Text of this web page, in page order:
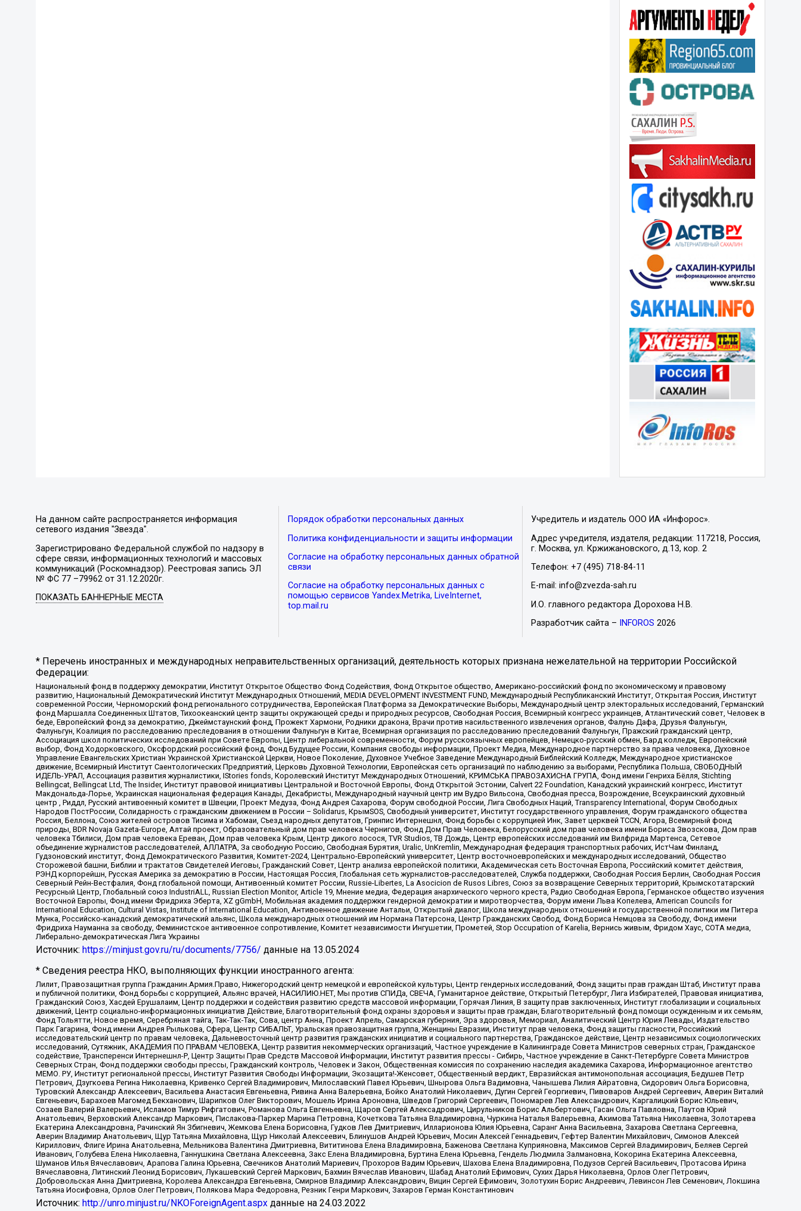
На данном сайте распространяется информация
сетевого издания "Звезда".
Зарегистрировано Федеральной службой по надзору в
сфере связи, информационных технологий и массовых
коммуникаций (Роскомнадзор). Реестровая запись ЭЛ
№ ФС 77 –79962 от 31.12.2020г.
ПОКАЗАТЬ БАННЕРНЫЕ МЕСТА
Порядок обработки персональных данных
Политика конфиденциальности и защиты информации
Согласие на обработку персональных данных обратной
связи
Согласие на обработку персональных данных с
помощью сервисов Yandex.Metrika, LiveInternet,
top.mail.ru
Учредитель и издатель ООО ИА «Инфорос».
Адрес учредителя, издателя, редакции: 117218, Россия,
г. Москва, ул. Кржижановского, д.13, кор. 2
Телефон: +7 (495) 718-84-11
E-mail: info@zvezda-sah.ru
И.О. главного редактора Дорохова Н.В.
Разработчик сайта –
INFOROS 2026
* Перечень иностранных и международных неправительственных организаций, деятельность которых признана нежелательной на территории Российской
Федерации:
Национальный фонд в поддержку демократии, Институт Открытое Общество Фонд Содействия, Фонд Открытое общество, Американо-российский фонд по экономическому и правовому
развитию, Национальный Демократический Институт Международных Отношений, MEDIA DEVELOPMENT INVESTMENT FUND, Международный Республиканский Институт, Открытая Россия, Институт
современной России, Черноморский фонд регионального сотрудничества, Европейская Платформа за Демократические Выборы, Международный центр электоральных исследований, Германский
фонд Маршалла Соединенных Штатов, Тихоокеанский центр защиты окружающей среды и природных ресурсов, Свободная Россия, Всемирный конгресс украинцев, Атлантический совет, Человек в
беде, Европейский фонд за демократию, Джеймстаунский фонд, Прожект Хармони, Родники дракона, Врачи против насильственного извлечения органов, Фалунь Дафа, Друзья Фалуньгун,
Фалуньгун, Коалиция по расследованию преследования в отношении Фалуньгун в Китае, Всемирная организация по расследованию преследований Фалуньгун, Пражский гражданский центр,
Ассоциация школ политических исследований при Совете Европы, Центр либеральной современности, Форум русскоязычных европейцев, Немецко-русский обмен, Бард колледж, Европейский
выбор, Фонд Ходорковского, Оксфордский российский фонд, Фонд Будущее России, Компания свободы информации, Проект Медиа, Международное партнерство за права человека, Духовное
Управление Евангельских Христиан Украинской Христианской Церкви, Новое Поколение, Духовное Учебное Заведение Международный Библейский Колледж, Международное христианское
движение, Всемирный Институт Саентологических Предприятий, Церковь Духовной Технологии, Европейская сеть организаций по наблюдению за выборами, Республика Польша, СВОБОДНЫЙ
ИДЕЛЬ-УРАЛ, Ассоциация развития журналистики, IStories fonds, Королевский Институт Международных Отношений, КРИМСЬКА ПРАВОЗАХИСНА ГРУПА, Фонд имени Генриха Бёлля, Stichting
Bellingcat, Bellingcat Ltd, The Insider, Институт правовой инициативы Центральной и Восточной Европы, Фонд Открытой Эстонии, Calvert 22 Foundation, Канадский украинский конгресс, Институт
Макдональда-Лорье, Украинская национальная федерация Канады, Декабристы, Международный научный центр им Вудро Вильсона, Свободная пресса, Возрождение, Всеукраинский духовный
центр , Риддл, Русский антивоенный комитет в Швеции, Проект Медуза, Фонд Андрея Сахарова, Форум свободной России, Лига Свободных Наций, Transparеncy International, Форум Свободных
Народов ПостРоссии, Солидарность с гражданским движением в России – Solidarus, КрымSOS, Свободный университет, Институт государственного управления, Форум гражданского общества
Россия, Беллона, Союз жителей островов Тисима и Хабомаи, Съезд народных депутатов, Гринпис Интернешнл, Фонд борьбы с коррупцией Инк, Завет церквей TCCN, Агора, Всемирный фонд
природы, BDR Novaja Gazeta-Europe, Алтай проект, Образовательный дом прав человека Чернигов, Фонд Дом Прав Человека, Белорусский дом прав человека имени Бориса Звозскова, Дом прав
человека Тбилиси, Дом прав человека Ереван, Дом прав человека Крым, Центр дикого лосося, TVR Studios, ТВ Дождь, Центр европейских исследований им Вилфрида Мартенса, Сетевое
объединение журналистов расследователей, АЛЛАТРА, За свободную Россию, Свободная Бурятия, Uralic, UnKremlin, Международная федерация транспортных рабочих, ИстЧам Финланд,
Гудзоновский институт, Фонд Демократического Развития, Комитет-2024, Центрально-Европейский университет, Центр восточноевропейских и международных исследований, Общество
Сторожевой башни, Библии и трактатов Свидетелей Иеговы, Гражданский Совет, Центр анализа европейской политики, Академическая сеть Восточная Европа, Российский комитет действия,
РЭНД корпорейшн, Русская Америка за демократию в России, Настоящая Россия, Глобальная сеть журналистов-расследователей, Служба поддержки, Свободная Россия Берлин, Свободная Россия
Северный Рейн-Вестфалия, Фонд глобальной помощи, Антивоенный комитет России, Russie-Libertes, La Asocicion de Rusos Libres, Союз за возвращение Северных территорий, Крымскотатарский
Ресурсный Центр, Глобальный союз IndustriALL, Russian Election Monitor, Article 19, Мнение медиа, Федерация анархического черного креста, Радио Свободная Европа, Германское общество изучения
Восточной Европы, Фонд имени Фридриха Эберта, XZ gGmbH, Мобильная академия поддержки гендерной демократии и миротворчества, Форум имени Льва Копелева, American Councils for
International Education, Cultural Vistas, Institute of International Education, Антивоенное движение Антальи, Открытый диалог, Школа международных отношений и государственной политики им Питера
Мунка, Российско-канадский демократический альянс, Школа международных отношений им Нормана Патерсона, Центр Гражданских Свобод, Фонд Бориса Немцова за Свободу, Фонд имени
Фридриха Науманна за свободу, Феминистское антивоенное сопротивление, Комитет независимости Ингушетии, Прометей, Stop Occupation of Karelia, Вернись живым, Фридом Хаус, СОТА медиа,
Либерально-демократическая Лига Украины
Источник: https://minjust.gov.ru/ru/documents/7756/ данные на 13.05.2024
* Сведения реестра НКО, выполняющих функции иностранного агента:
Лилит, Правозащитная группа Гражданин.Армия.Право, Нижегородский центр немецкой и европейской культуры, Центр гендерных исследований, Фонд защиты прав граждан Штаб, Институт права
и публичной политики, Фонд борьбы с коррупцией, Альянс врачей, НАСИЛИЮ.НЕТ, Мы против СПИДа, СВЕЧА, Гуманитарное действие, Открытый Петербург, Лига Избирателей, Правовая инициатива,
Гражданский Союз, Хасдей Ерушалаим, Центр поддержки и содействия развитию средств массовой информации, Горячая Линия, В защиту прав заключенных, Институт глобализации и социальных
движений, Центр социально-информационных инициатив Действие, Благотворительный фонд охраны здоровья и защиты прав граждан, Благотворительный фонд помощи осужденным и их семьям,
Фонд Тольятти, Новое время, Серебряная тайга, Так-Так-Так, Сова, центр Анна, Проект Апрель, Самарская губерния, Эра здоровья, Мемориал, Аналитический Центр Юрия Левады, Издательство
Парк Гагарина, Фонд имени Андрея Рылькова, Сфера, Центр СИБАЛЬТ, Уральская правозащитная группа, Женщины Евразии, Институт прав человека, Фонд защиты гласности, Российский
исследовательский центр по правам человека, Дальневосточный центр развития гражданских инициатив и социального партнерства, Гражданское действие, Центр независимых социологических
исследований, Сутяжник, АКАДЕМИЯ ПО ПРАВАМ ЧЕЛОВЕКА, Центр развития некоммерческих организаций, Частное учреждение в Калининграде Совета Министров северных стран, Гражданское
содействие, Трансперенси Интернешнл-Р, Центр Защиты Прав Средств Массовой Информации, Институт развития прессы - Сибирь, Частное учреждение в Санкт-Петербурге Совета Министров
Северных Стран, Фонд поддержки свободы прессы, Гражданский контроль, Человек и Закон, Общественная комиссия по сохранению наследия академика Сахарова, Информационное агентство
МЕМО. РУ, Институт региональной прессы, Институт Развития Свободы Информации, Экозащита!-Женсовет, Общественный вердикт, Евразийская антимонопольная ассоциация, Бедушев Петр
Петрович, Дзугкоева Регина Николаевна, Кривенко Сергей Владимирович, Милославский Павел Юрьевич, Шнырова Ольга Вадимовна, Чанышева Лилия Айратовна, Сидорович Ольга Борисовна,
Туровский Александр Алексеевич, Васильева Анастасия Евгеньевна, Ривина Анна Валерьевна, Бойко Анатолий Николаевич, Дугин Сергей Георгиевич, Пивоваров Андрей Сергеевич, Аверин Виталий
Евгеньевич, Барахоев Магомед Бекханович, Шарипков Олег Викторович, Мошель Ирина Ароновна, Шведов Григорий Сергеевич, Пономарев Лев Александрович, Каргалицкий Борис Юльевич,
Созаев Валерий Валерьевич, Исламов Тимур Рифгатович, Романова Ольга Евгеньевна, Щаров Сергей Алексадрович, Цирульников Борис Альбертович, Гасан Ольга Павловна, Паутов Юрий
Анатольевич, Верховский Александр Маркович, Пислакова-Паркер Марина Петровна, Кочеткова Татьяна Владимировна, Чуркина Наталья Валерьевна, Акимова Татьяна Николаевна, Золотарева
Екатерина Александровна, Рачинский Ян Збигневич, Жемкова Елена Борисовна, Гудков Лев Дмитриевич, Илларионова Юлия Юрьевна, Саранг Анна Васильевна, Захарова Светлана Сергеевна,
Аверин Владимир Анатольевич, Щур Татьяна Михайловна, Щур Николай Алексеевич, Блинушов Андрей Юрьевич, Мосин Алексей Геннадьевич, Гефтер Валентин Михайлович, Симонов Алексей
Кириллович, Флиге Ирина Анатольевна, Мельникова Валентина Дмитриевна, Вититинова Елена Владимировна, Баженова Светлана Куприяновна, Максимов Сергей Владимирович, Беляев Сергей
Иванович, Голубева Елена Николаевна, Ганнушкина Светлана Алексеевна, Закс Елена Владимировна, Буртина Елена Юрьевна, Гендель Людмила Залмановна, Кокорина Екатерина Алексеевна,
Шуманов Илья Вячеславович, Арапова Галина Юрьевна, Свечников Анатолий Мариевич, Прохоров Вадим Юрьевич, Шахова Елена Владимировна, Подузов Сергей Васильевич, Протасова Ирина
Вячеславовна, Литинский Леонид Борисович, Лукашевский Сергей Маркович, Бахмин Вячеслав Иванович, Шабад Анатолий Ефимович, Сухих Дарья Николаевна, Орлов Олег Петрович,
Добровольская Анна Дмитриевна, Королева Александра Евгеньевна, Смирнов Владимир Александрович, Вицин Сергей Ефимович, Золотухин Борис Андреевич, Левинсон Лев Семенович, Локшина
Татьяна Иосифовна, Орлов Олег Петрович, Полякова Мара Федоровна, Резник Генри Маркович, Захаров Герман Константинович
Источник: http://unro.minjust.ru/NKOForeignAgent.aspx данные на 24.03.2022